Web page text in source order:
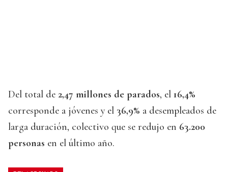
Del total de 2,47 millones de parados, el 16,4%
corresponde a jóvenes y el 36,9% a desempleados de
larga duración, colectivo que se redujo en 63.200
personas en el último año.